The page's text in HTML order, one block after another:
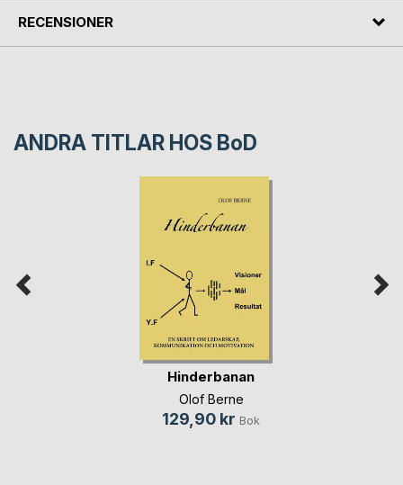
RECENSIONER
ANDRA TITLAR HOS BoD
Hinderbanan
Olof Berne
129,90 kr Bok